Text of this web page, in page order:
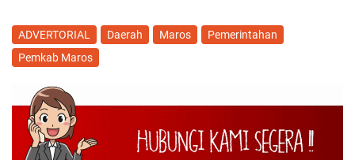
ADVERTORIAL Daerah Maros
Pemerintahan
Pemkab Maros